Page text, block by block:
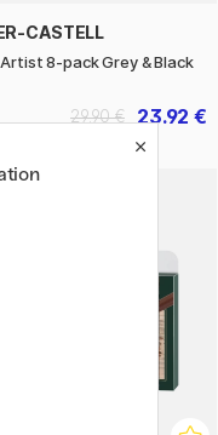
CASTELL
8-pack Grey & Black
23.92 €
29.90 €